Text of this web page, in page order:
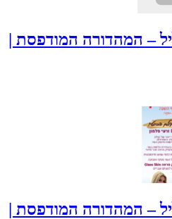
– המהדורה המודפסת |
– המהדורה המודפסת |